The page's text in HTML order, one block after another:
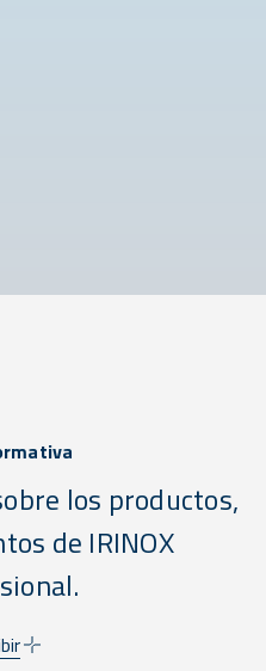
los productos,
de IRINOX